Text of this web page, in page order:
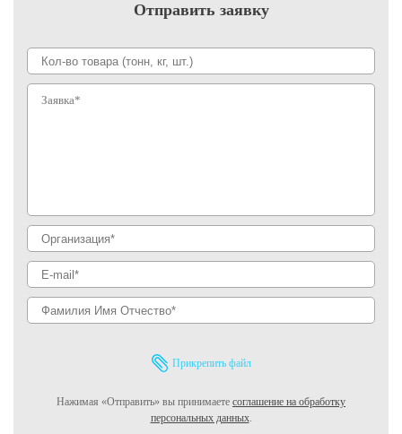
Отправить заявку
Прикрепить файл
Нажимая «Отправить» вы принимаете соглашение на обработку
персональных данных.